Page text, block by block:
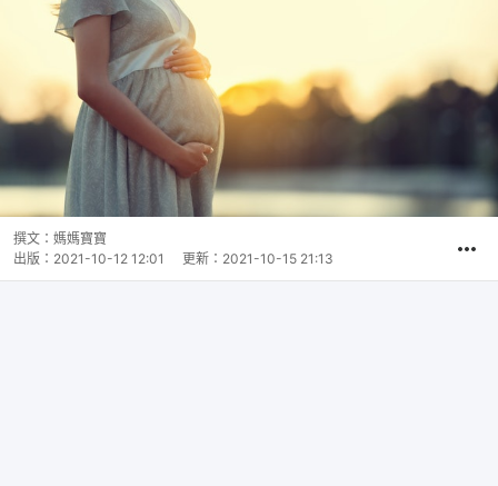
撰文： 媽媽寶寶
出版： 2021-10-12 12:01 更新： 2021-10-15 21:13